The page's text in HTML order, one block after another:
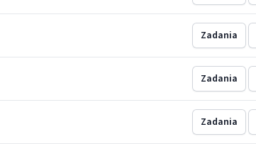
Zadania
Zadania
Zadania